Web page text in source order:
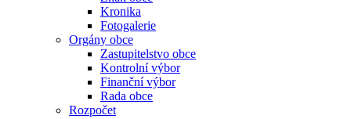
Kronika
Fotogalerie
Orgány obce
Zastupitelstvo obce
Kontrolní výbor
Finanční výbor
Rada obce
Rozpočet